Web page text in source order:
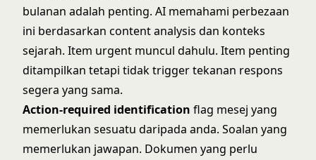
bulanan adalah penting. AI memahami perbezaan
ini berdasarkan content analysis dan konteks
sejarah. Item urgent muncul dahulu. Item penting
ditampilkan tetapi tidak trigger tekanan respons
segera yang sama.
Action-required identification flag mesej yang
memerlukan sesuatu daripada anda. Soalan yang
memerlukan jawapan. Dokumen yang perlu